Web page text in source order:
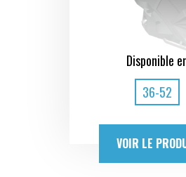
Disponible
36-52
VOIR LE